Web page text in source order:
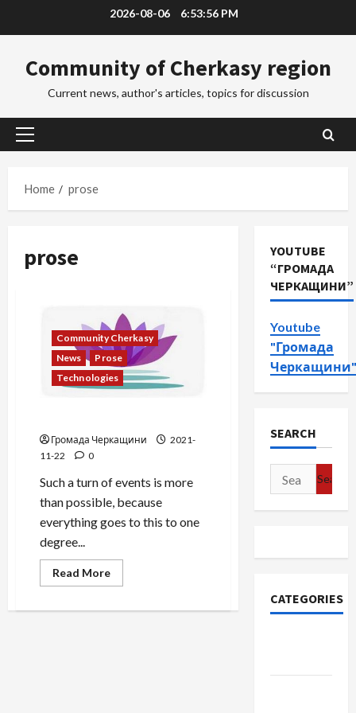
2026-08-06 6:53:57 PM
Community of Cherkasy region
Current news, author's articles, topics for discussion
Primary
Home
prose
prose
Community Cherkasy
News
Prose
Technologies
Громада Черкащини
2021-
11-22
0
Such a turn of events is more
than possible, because
everything goes to this to one
degree...
Read MoreRead
more
coupon
YOUTUBE
“ГРОМАДА
ЧЕРКАЩИНИ”
Youtube
"Громада
Черкащини"
SEARCH
Search
for:
CATEGORIES